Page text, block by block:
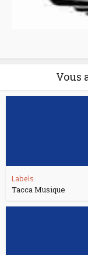
Vous
Labels
Tacca Musique